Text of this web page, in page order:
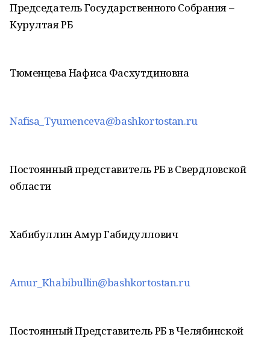
Председатель Государственного Собрания –
Курултая РБ
Тюменцева Нафиса Фасхутдиновна
Nafisa_Tyumenceva@bashkortostan.ru
Постоянный представитель РБ в Свердловской
области
Хабибуллин Амур Габидуллович
Amur_Khabibullin@bashkortostan.ru
Постоянный Представитель РБ в Челябинской